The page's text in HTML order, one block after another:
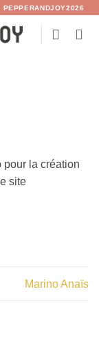
PEPPERANDJOY2026
pour la création
site
Marino Anaïs